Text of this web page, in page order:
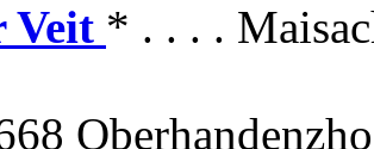
Veit * . . . .